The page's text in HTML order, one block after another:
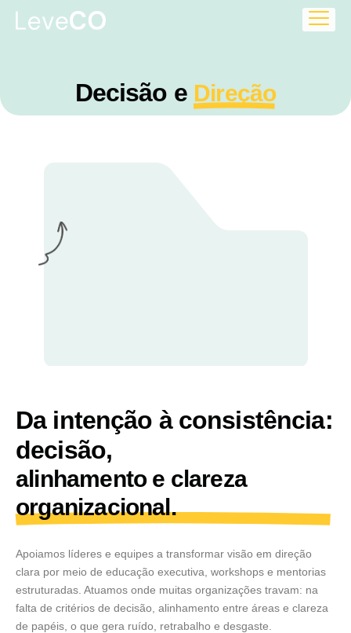
Decisão e Direção
Da intenção à consistência:
decisão,
alinhamento e clareza
organizacional.
Apoiamos líderes e equipes a transformar visão em direção
clara por meio de educação executiva, workshops e mentorias
estruturadas. Atuamos onde muitas organizações travam: na
falta de critérios de decisão, alinhamento entre áreas e clareza
de papéis, o que gera ruído, retrabalho e desgaste.